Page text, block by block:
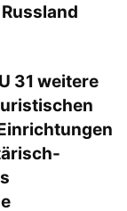
31 weitere